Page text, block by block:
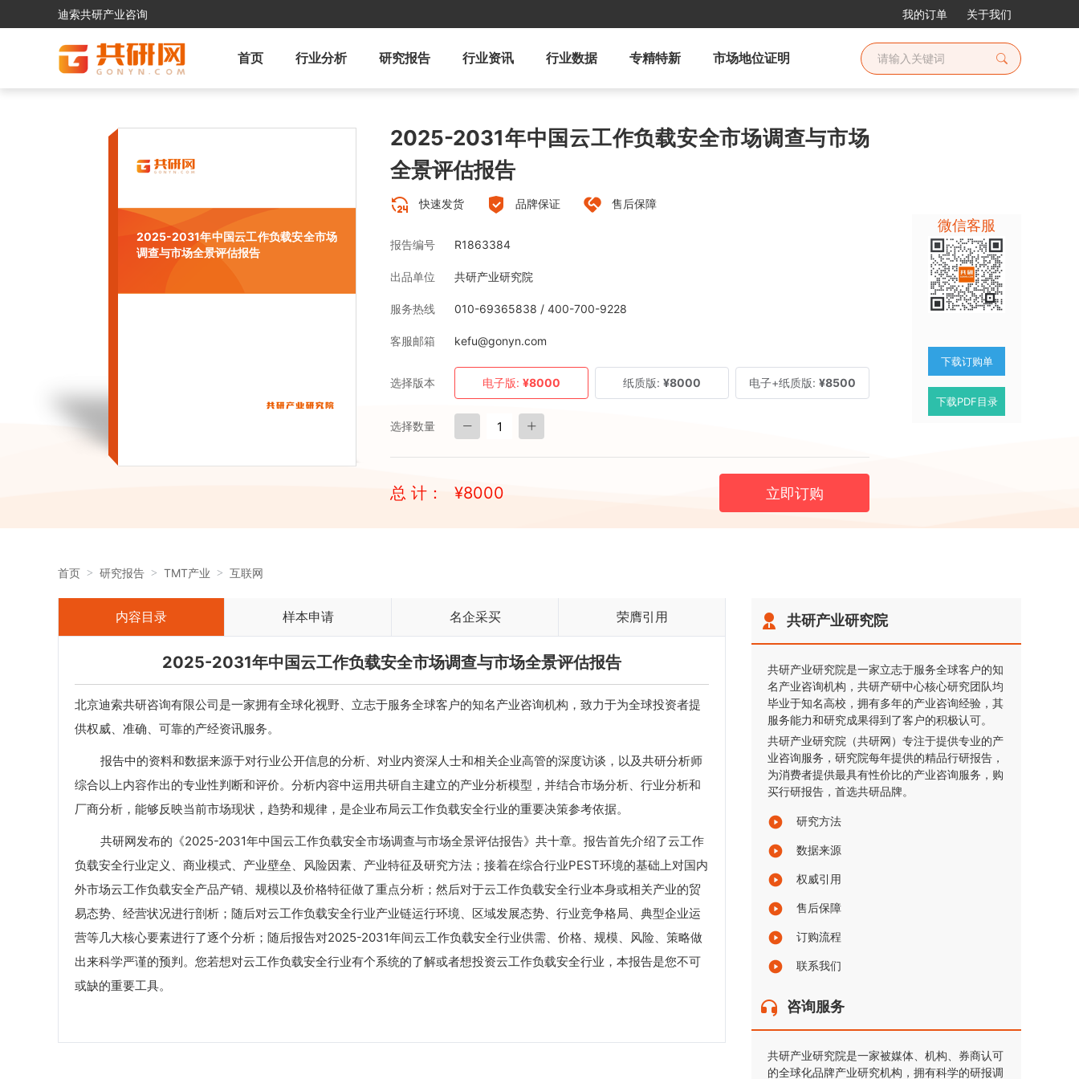
迪索共研产业咨询 我的订单 关于我们
首页 行业分析 研究报告 行业资讯 行业数据 专精特新 市场地位证明
2025-2031年中国云工作负载安全市场
调查与市场全景评估报告
2025-2031年中国云工作负载安全市场调查与市场
全景评估报告
快速发货 品牌保证 售后保障
报告编号 R1863384
出品单位 共研产业研究院
服务热线 010-69365838 / 400-700-9228
客服邮箱 kefu@gonyn.com
选择版本 电子版: ¥8000 纸质版: ¥8000 电子+纸质版: ¥8500
选择数量
总 计： ¥8000 立即订购
微信客服
下载订购单
下载PDF目录
首页 研究报告 TMT产业 互联网
内容目录 样本申请 名企采买 荣膺引用
2025-2031年中国云工作负载安全市场调查与市场全景评估报告
北京迪索共研咨询有限公司是一家拥有全球化视野、立志于服务全球客户的知名产业咨询机构，致力于为全球投资者提
供权威、准确、可靠的产经资讯服务。
报告中的资料和数据来源于对行业公开信息的分析、对业内资深人士和相关企业高管的深度访谈，以及共研分析师
综合以上内容作出的专业性判断和评价。分析内容中运用共研自主建立的产业分析模型，并结合市场分析、行业分析和
厂商分析，能够反映当前市场现状，趋势和规律，是企业布局云工作负载安全行业的重要决策参考依据。
共研网发布的《2025-2031年中国云工作负载安全市场调查与市场全景评估报告》共十章。报告首先介绍了云工作
负载安全行业定义、商业模式、产业壁垒、风险因素、产业特征及研究方法；接着在综合行业PEST环境的基础上对国内
外市场云工作负载安全产品产销、规模以及价格特征做了重点分析；然后对于云工作负载安全行业本身或相关产业的贸
易态势、经营状况进行剖析；随后对云工作负载安全行业产业链运行环境、区域发展态势、行业竞争格局、典型企业运
营等几大核心要素进行了逐个分析；随后报告对2025-2031年间云工作负载安全行业供需、价格、规模、风险、策略做
出来科学严谨的预判。您若想对云工作负载安全行业有个系统的了解或者想投资云工作负载安全行业，本报告是您不可
或缺的重要工具。
共研产业研究院
共研产业研究院是一家立志于服务全球客户的知
名产业咨询机构，共研产研中心核心研究团队均
毕业于知名高校，拥有多年的产业咨询经验，其
服务能力和研究成果得到了客户的积极认可。
共研产业研究院（共研网）专注于提供专业的产
业咨询服务，研究院每年提供的精品行研报告，
为消费者提供最具有性价比的产业咨询服务，购
买行研报告，首选共研品牌。
研究方法
数据来源
权威引用
售后保障
订购流程
联系我们
咨询服务
共研产业研究院是一家被媒体、机构、券商认可
的全球化品牌产业研究机构，拥有科学的研报调